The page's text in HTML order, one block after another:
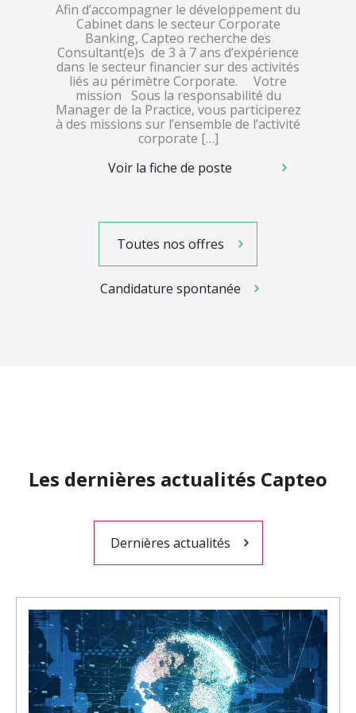
Afin d’accompagner le développement du
Cabinet dans le secteur Corporate
Banking, Capteo recherche des
Consultant(e)s de 3 à 7 ans d’expérience
dans le secteur financier sur des activités
liés au périmètre Corporate. Votre
mission Sous la responsabilité du
Manager de la Practice, vous participerez
à des missions sur l’ensemble de l’activité
corporate […]
Voir la fiche de poste
Toutes nos offres
Candidature spontanée
Les dernières actualités Capteo
Dernières actualités